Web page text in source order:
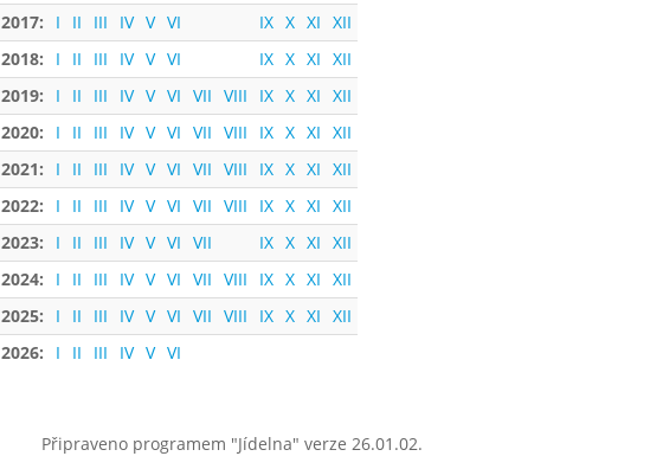
2017:
I II III IV V VI IX X XI XII
2018:
I II III IV V VI IX X XI XII
2019:
I II III IV V VI VII VIII IX X XI XII
2020:
I II III IV V VI VII VIII IX X XI XII
2021:
I II III IV V VI VII VIII IX X XI XII
2022:
I II III IV V VI VII VIII IX X XI XII
2023:
I II III IV V VI VII IX X XI XII
2024:
I II III IV V VI VII VIII IX X XI XII
2025:
I II III IV V VI VII VIII IX X XI XII
2026:
I II III IV V VI
Připraveno programem "Jídelna" verze 26.01.02.